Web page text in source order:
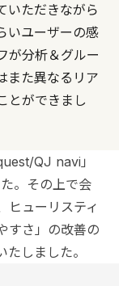
いただきながら
いユーザーの感
が分析＆グルー
また異なるリア
とができまし
QJ navi」
。その上で会
ヒューリスティ
すさ」の改善の
しました。